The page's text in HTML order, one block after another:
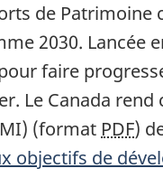
de Patrimoine
2030. Lancée
faire
Le Canada rend
(format PDF)
objectifs de